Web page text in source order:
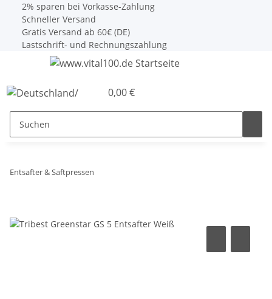
2% sparen bei Vorkasse-Zahlung
Schneller Versand
Gratis Versand ab 60€ (DE)
Lastschrift- und Rechnungszahlung
0,00 €
Entsafter & Saftpressen